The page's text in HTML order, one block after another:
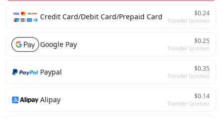
Credit Card/Debit Card/Prepaid Card $0.24
Transfer Ücretleri
Google Pay $0.25
Transfer Ücretleri
Paypal $0.35
Transfer Ücretleri
Alipay $0.14
Transfer Ücretleri